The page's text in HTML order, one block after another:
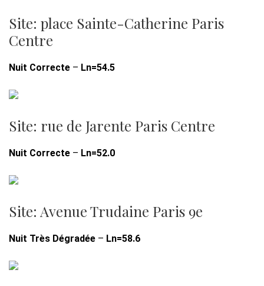
Site: place Sainte-Catherine Paris
Centre
Nuit Correcte – Ln=54.5
Site: rue de Jarente Paris Centre
Nuit Correcte – Ln=52.0
Site: Avenue Trudaine Paris 9e
Nuit Très Dégradée – Ln=58.6